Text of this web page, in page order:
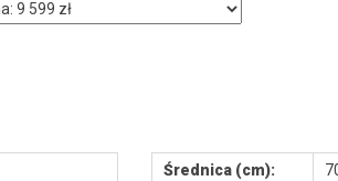
Średnica (cm):